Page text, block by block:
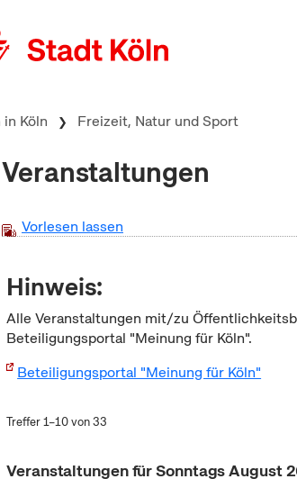
in Köln Freizeit, Natur und Sport
Veranstaltungen
Vorlesen lassen
Hinweis:
Alle Veranstaltungen mit/zu
Beteiligungsportal "Meinung für Köln".
Beteiligungsportal "Meinung für Köln"
Treffer 1–10 von 33
Veranstaltungen für Sonntags August